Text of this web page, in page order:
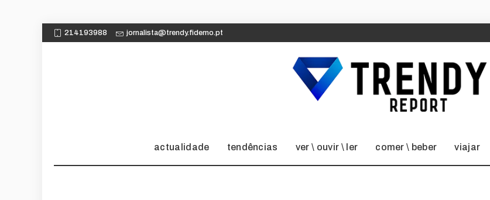
214193988 jornalista@trendy.fidemo.pt
actualidade tendências ver \ ouvir \ ler comer \ beber viajar